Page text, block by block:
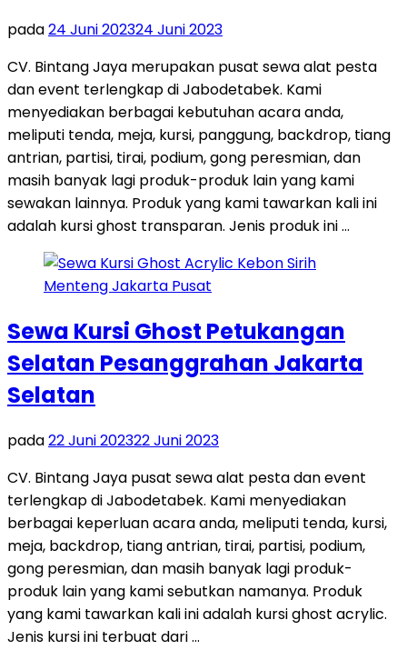
pada24 Juni 202324 Juni 2023
CV. Bintang Jaya merupakan pusat sewa alat pesta
dan event terlengkap di Jabodetabek. Kami
menyediakan berbagai kebutuhan acara anda,
meliputi tenda, meja, kursi, panggung, backdrop, tiang
antrian, partisi, tirai, podium, gong peresmian, dan
masih banyak lagi produk-produk lain yang kami
sewakan lainnya. Produk yang kami tawarkan kali ini
adalah kursi ghost transparan. Jenis produk ini …
Sewa Kursi Ghost Petukangan
Selatan Pesanggrahan Jakarta
Selatan
pada22 Juni 202322 Juni 2023
CV. Bintang Jaya pusat sewa alat pesta dan event
terlengkap di Jabodetabek. Kami menyediakan
berbagai keperluan acara anda, meliputi tenda, kursi,
meja, backdrop, tiang antrian, tirai, partisi, podium,
gong peresmian, dan masih banyak lagi produk-
produk lain yang kami sebutkan namanya. Produk
yang kami tawarkan kali ini adalah kursi ghost acrylic.
Jenis kursi ini terbuat dari …